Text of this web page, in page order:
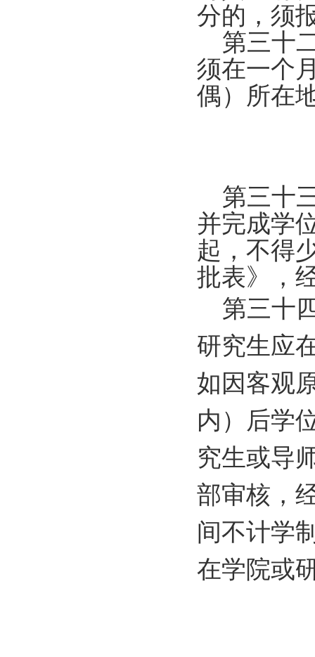
分的，须
第三十
须在一个
偶）所在
第三十
并完成学
起，不得
批表》，
第三十
研究生应
如因客观
内）后学
究生或导
部审核，
间不计学
在学院或